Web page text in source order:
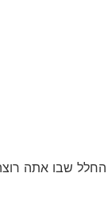
החלל שבו אתה